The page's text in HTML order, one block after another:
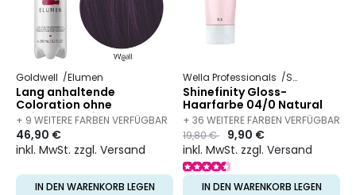
Goldwell Elumen
Lang anhaltende
Coloration ohne
Oxidationsmittel Elumen
+ 9 WEITERE FARBEN VERFÜGBAR
46,90 €
inkl. MwSt. zzgl. Versand
IN DEN WARENKORB LEGEN
Wella Professionals Shinefinity
Shinefinity Gloss-
Haarfarbe 04/0 Natural
Espresso
+ 36 WEITERE FARBEN VERFÜGBAR
Preis
19,80 €to 9,90 €
inkl. MwSt. zzgl. Versand
IN DEN WARENKORB LEGEN